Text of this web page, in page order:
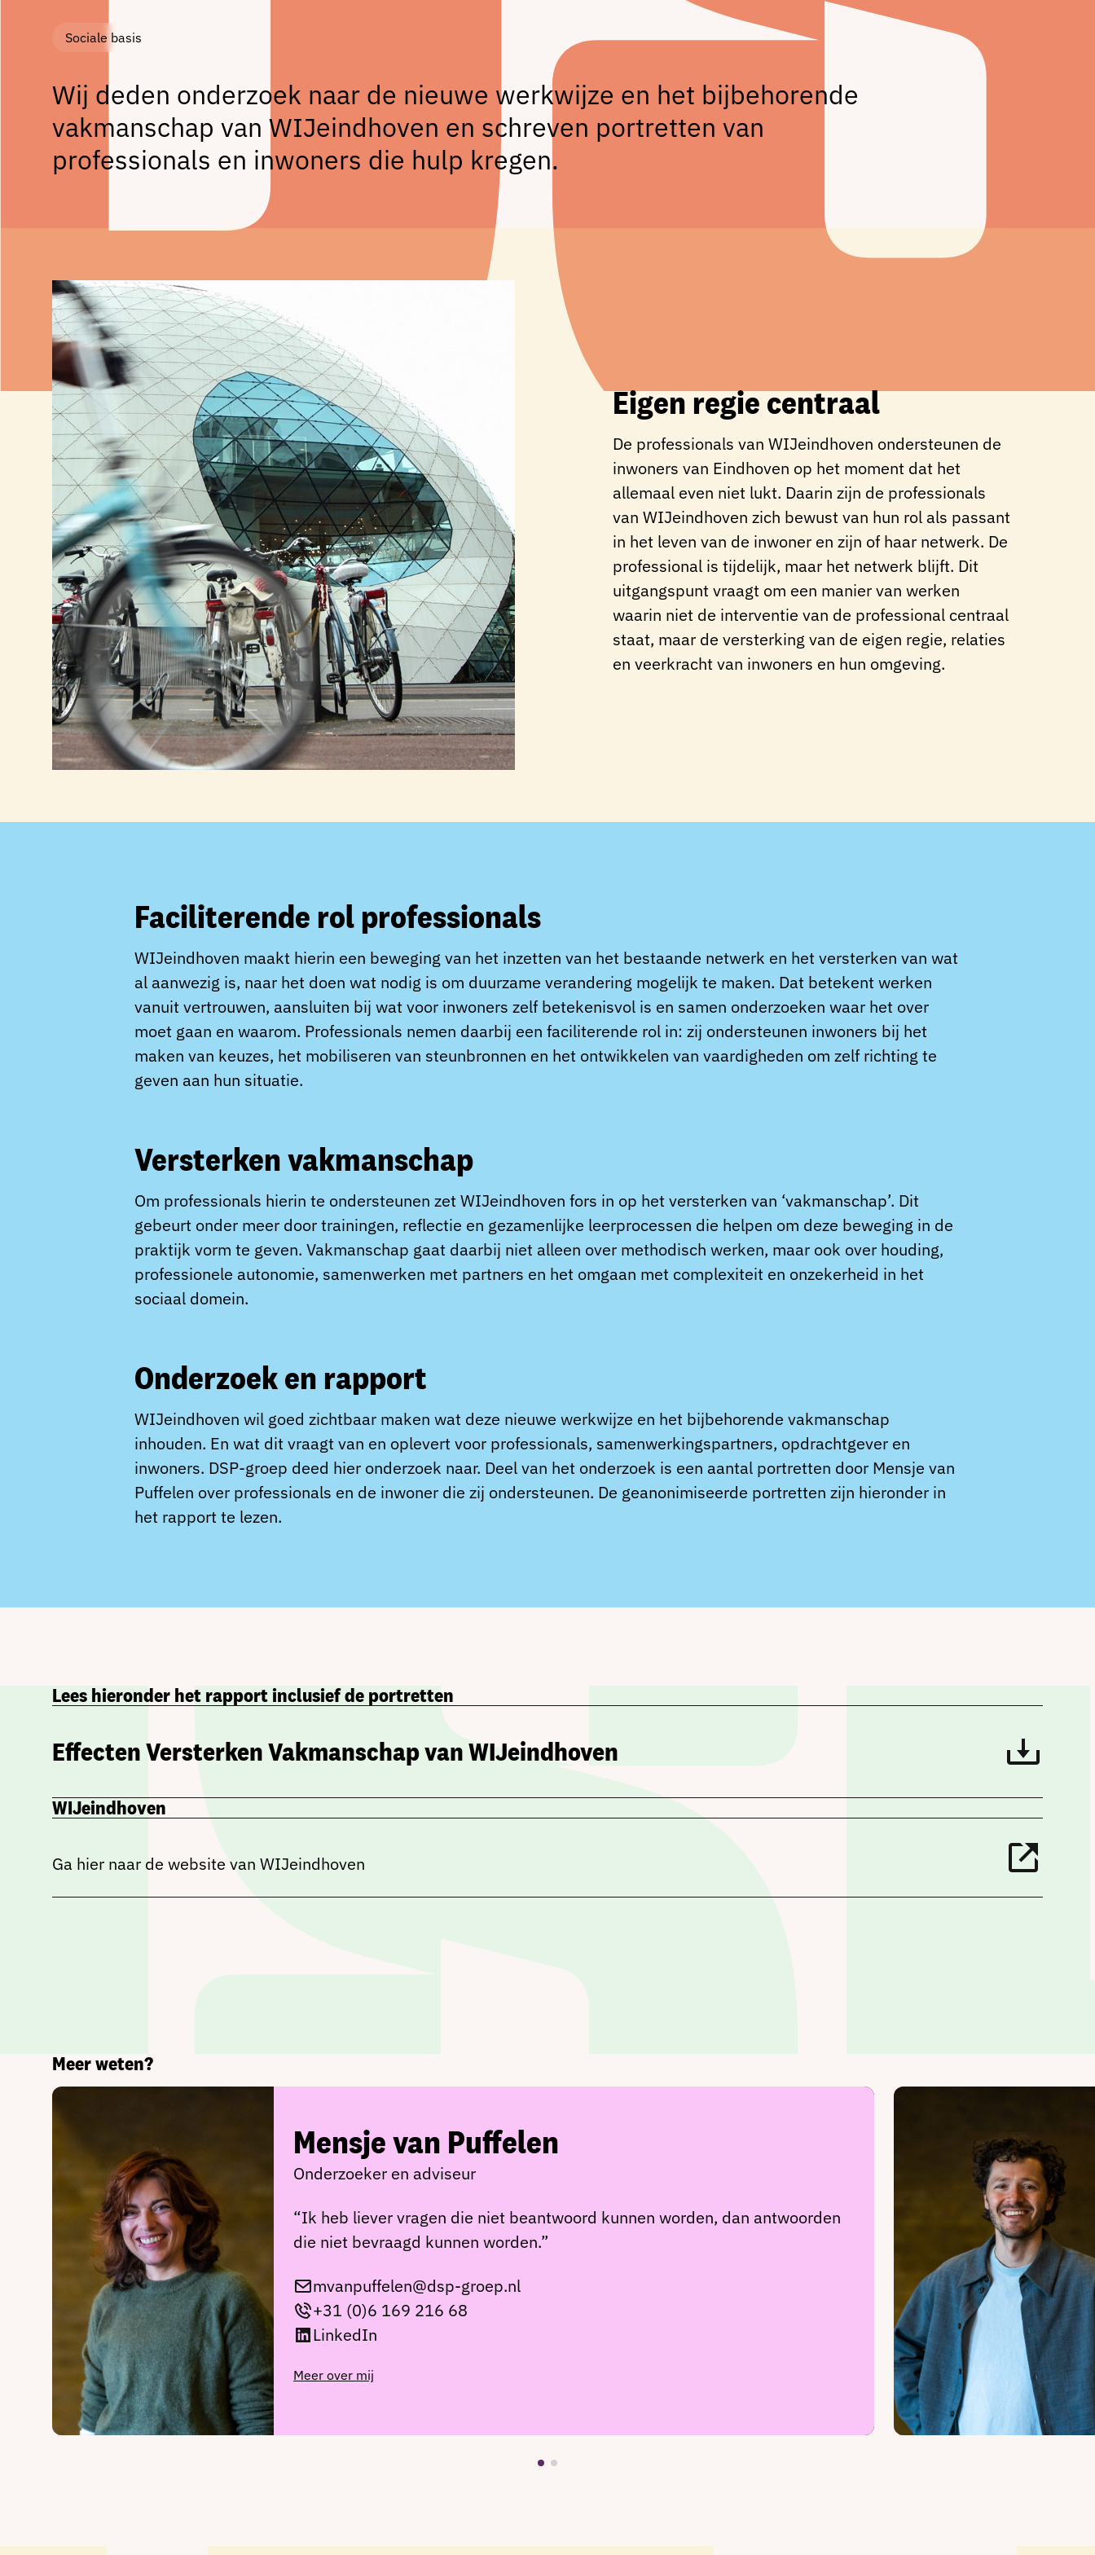
Sociale basis
Wij deden onderzoek naar de nieuwe werkwijze en het bijbehorende
vakmanschap van WIJeindhoven en schreven portretten van
professionals en inwoners die hulp kregen.
Eigen regie centraal
De professionals van WIJeindhoven ondersteunen de
inwoners van Eindhoven op het moment dat het
allemaal even niet lukt. Daarin zijn de professionals
van WIJeindhoven zich bewust van hun rol als passant
in het leven van de inwoner en zijn of haar netwerk. De
professional is tijdelijk, maar het netwerk blijft. Dit
uitgangspunt vraagt om een manier van werken
waarin niet de interventie van de professional centraal
staat, maar de versterking van de eigen regie, relaties
en veerkracht van inwoners en hun omgeving.
Faciliterende rol professionals
WIJeindhoven maakt hierin een beweging van het inzetten van het bestaande netwerk en het versterken van wat
al aanwezig is, naar het doen wat nodig is om duurzame verandering mogelijk te maken. Dat betekent werken
vanuit vertrouwen, aansluiten bij wat voor inwoners zelf betekenisvol is en samen onderzoeken waar het over
moet gaan en waarom. Professionals nemen daarbij een faciliterende rol in: zij ondersteunen inwoners bij het
maken van keuzes, het mobiliseren van steunbronnen en het ontwikkelen van vaardigheden om zelf richting te
geven aan hun situatie.
Versterken vakmanschap
Om professionals hierin te ondersteunen zet WIJeindhoven fors in op het versterken van ‘vakmanschap’. Dit
gebeurt onder meer door trainingen, reflectie en gezamenlijke leerprocessen die helpen om deze beweging in de
praktijk vorm te geven. Vakmanschap gaat daarbij niet alleen over methodisch werken, maar ook over houding,
professionele autonomie, samenwerken met partners en het omgaan met complexiteit en onzekerheid in het
sociaal domein.
Onderzoek en rapport
WIJeindhoven wil goed zichtbaar maken wat deze nieuwe werkwijze en het bijbehorende vakmanschap
inhouden. En wat dit vraagt van en oplevert voor professionals, samenwerkingspartners, opdrachtgever en
inwoners. DSP-groep deed hier onderzoek naar. Deel van het onderzoek is een aantal portretten door Mensje van
Puffelen over professionals en de inwoner die zij ondersteunen. De geanonimiseerde portretten zijn hieronder in
het rapport te lezen.
Lees hieronder het rapport inclusief de portretten
Effecten Versterken Vakmanschap van WIJeindhoven
WIJeindhoven
Ga hier naar de website van WIJeindhoven
Meer weten?
Mensje van Puffelen
Onderzoeker en adviseur
“Ik heb liever vragen die niet beantwoord kunnen worden, dan antwoorden
die niet bevraagd kunnen worden.”
mvanpuffelen@dsp-groep.nl
+31 (0)6 169 216 68
LinkedIn
Meer over mij